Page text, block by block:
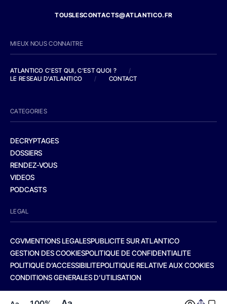
TOUSLESCONTACTS@ATLANTICO.FR
MIEUX NOUS CONNAITRE
ATLANTICO C'EST QUI, C'EST QUOI ?
/
LE RESEAU D'ATLANTICO
/ CONTACT
CATEGORIES
DECRYPTAGES
DOSSIERS
RENDEZ-VOUS
VIDEOS
PODCASTS
LEGAL
CGVMENTIONS LEGALESPUBLICITE SUR ATLANTICO
GESTION DES COOKIESPOLITIQUE DE CONFIDENTIALITE
POLITIQUE D’ACCESSIBILITEPOLITIQUE RELATIVE AUX COOKIES
CONDITIONS GENERALES D’UTILISATION